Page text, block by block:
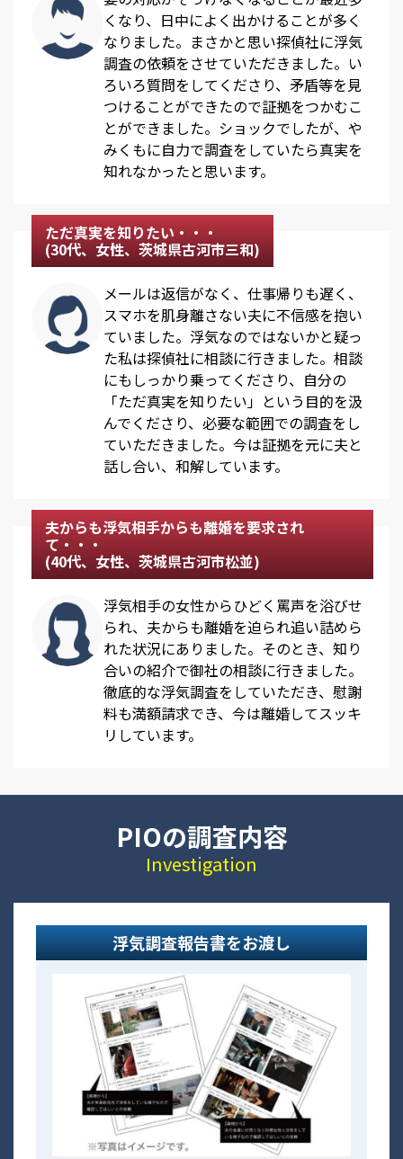
くなり、日中によく出かけることが多く
なりました。まさかと思い探偵社に浮気
調査の依頼をさせていただきました。い
ろいろ質問をしてくださり、矛盾等を見
つけることができたので証拠をつかむこ
とができました。ショックでしたが、や
みくもに自力で調査をしていたら真実を
知れなかったと思います。
ただ真実を知りたい・・・
(30代、女性、茨城県古河市三和)
メールは返信がなく、仕事帰りも遅く、
スマホを肌身離さない夫に不信感を抱い
ていました。浮気なのではないかと疑っ
た私は探偵社に相談に行きました。相談
にもしっかり乗ってくださり、自分の
「ただ真実を知りたい」という目的を汲
んでくださり、必要な範囲での調査をし
ていただきました。今は証拠を元に夫と
話し合い、和解しています。
夫からも浮気相手からも離婚を要求され
て・・・
(40代、女性、茨城県古河市松並)
浮気相手の女性からひどく罵声を浴びせ
られ、夫からも離婚を迫られ追い詰めら
れた状況にありました。そのとき、知り
合いの紹介で御社の相談に行きました。
徹底的な浮気調査をしていただき、慰謝
料も満額請求でき、今は離婚してスッキ
リしています。
PIOの調査内容
Investigation
浮気調査報告書をお渡し